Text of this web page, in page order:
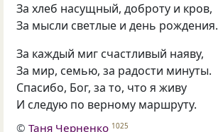
За хлеб насущный, доброту и кров,
За мысли светлые и день рождения.
За каждый миг счастливый наяву,
За мир, семью, за радости минуты.
Спасибо, Бог, за то, что я живу
И следую по верному маршруту.
©Таня Черненко 1025